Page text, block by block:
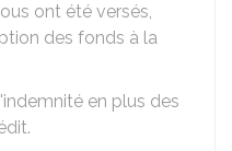
ont été versés,
des fonds à la
en plus des